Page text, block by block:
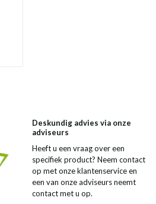
Deskundig advies via onze
adviseurs
Heeft u een vraag over een
specifiek product? Neem contact
op met onze klantenservice en
een van onze adviseurs neemt
contact met u op.